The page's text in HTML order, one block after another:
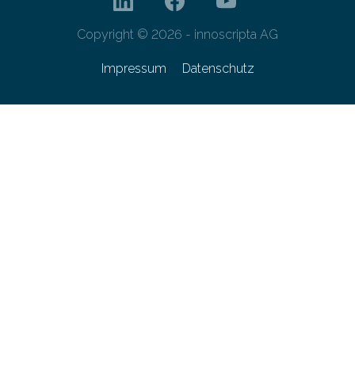
Copyright © 2026 - innoscripta AG
Impressum Datenschutz